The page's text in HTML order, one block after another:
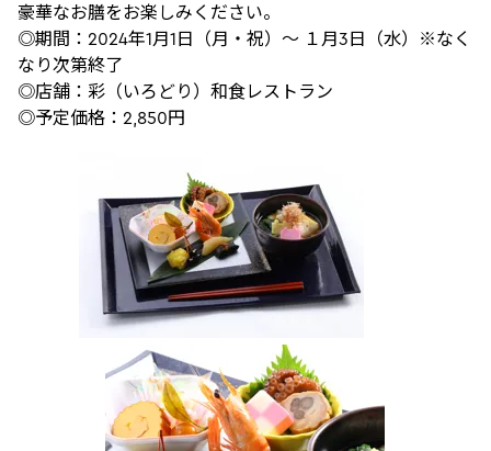
豪華なお膳をお楽しみください。
◎期間：2024年1月1日（月・祝）～ １月3日（水）※なく
なり次第終了
◎店舗：彩（いろどり）和食レストラン
◎予定価格：2,850円